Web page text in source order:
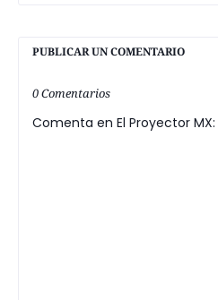
PUBLICAR UN COMENTARIO
0 Comentarios
Comenta en El Proyector MX: